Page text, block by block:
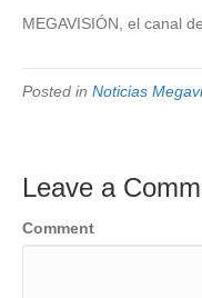
MEGAVISIÓN, el canal
Posted in Noticias
Leave a
Comment